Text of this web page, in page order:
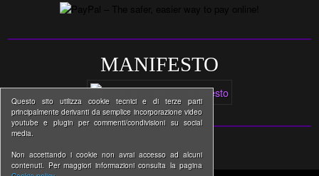
MANIFESTO
Questo sito utilizza cookie tecnici e di terze parti
principalmente derivanti da semplice incorporazione video
youtube e plugin per commenti/condivisioni su social
media.
Non accettando i cookie non avrai accesso ad alcuni
contenuti. Per maggiori informazioni consulta la pagina